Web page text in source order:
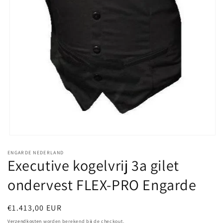
openen
in
modaal
ENGARDE NEDERLAND
Executive kogelvrij 3a gilet
ondervest FLEX-PRO Engarde
Normale
prijs
€1.413,00 EUR
Verzendkosten worden berekend bij de checkout.